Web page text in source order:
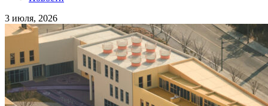
3 июля, 2026